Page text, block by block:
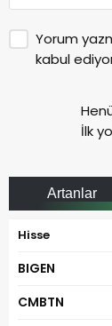
Yorum
kabul
İlk
Artanlar
Hisse
BIGEN
CMBTN